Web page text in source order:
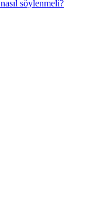
söylenmeli?